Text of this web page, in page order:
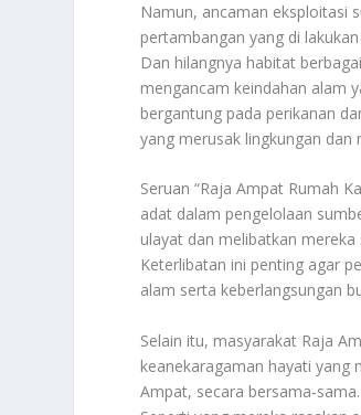
Namun, ancaman eksploitasi
pertambangan yang di
Dan hilangnya habitat
mengancam keindahan alam
bergantung pada perikanan
yang merusak lingkungan
Seruan “Raja Ampat Rumah
adat dalam pengelolaan
ulayat dan melibatkan
Keterlibatan ini penting agar
alam serta keberlangsungan
Selain itu, masyarakat Raja
keanekaragaman hayati yang
Ampat, secara bersama-